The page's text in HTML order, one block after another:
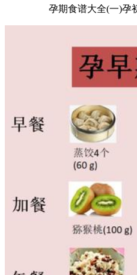
孕期食谱大全(一)孕